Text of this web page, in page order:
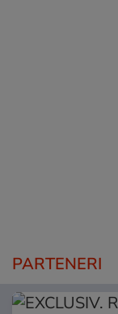
PARTENERI